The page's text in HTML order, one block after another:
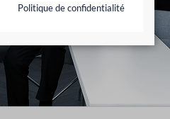
Politique de confidentialité